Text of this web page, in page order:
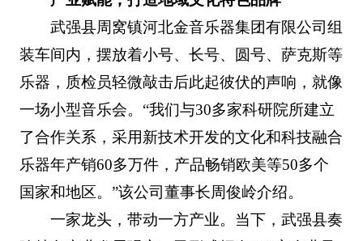
武强县周窝镇河北金音乐器集团有限公司组
装车间内，摆放着小号、长号、圆号、萨克斯等
乐器，质检员轻微敲击后此起彼伏的声响，就像
一场小型音乐会。“我们与30多家科研院所建立
了合作关系，采用新技术开发的文化和科技融合
乐器年产销60多万件，产品畅销欧美等50多个
国家和地区。”该公司董事长周俊岭介绍。
一家龙头，带动一方产业。当下，武强县奏